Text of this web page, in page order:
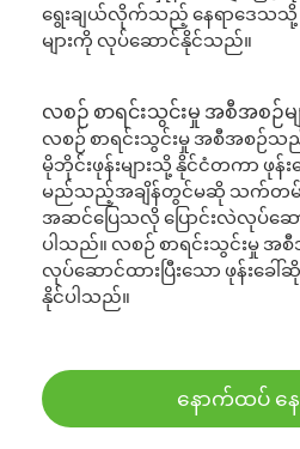
ရွေးချယ်လိုက်သည့် နေရာဒေသသို့
များကို လုပ်ဆောင်နိုင်သည်။
လစဉ် စာရင်းသွင်းမှု အစီအစဉ်မျ
လစဉ် စာရင်းသွင်းမှု အစီအစဉ်သည်
မိုဘိုင်းဖုန်းများသို့ နိုင်ငံတကာ ဖုန်း
မည်သည့်အချိန်တွင်မဆို သက်တမ်
အဆင်ပြေသလို ပြောင်းလဲလုပ်ဆ
ပါသည်။ လစဉ် စာရင်းသွင်းမှု အ
လုပ်ဆောင်ထားပြီးသော ဖုန်းခေ
နိုင်ပါသည်။
နောက်ထပ် နေ